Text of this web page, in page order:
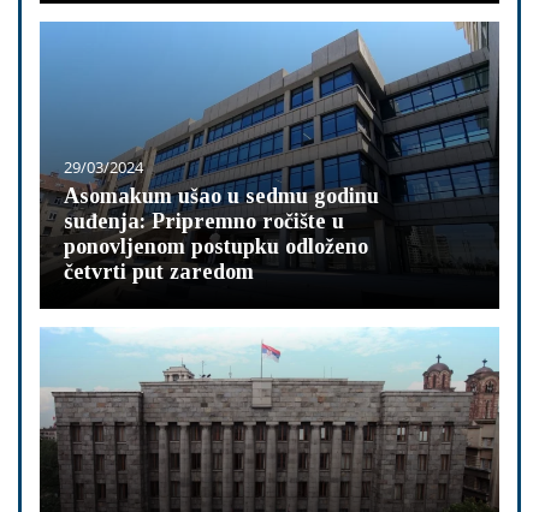
29/03/2024
Asomakum ušao u sedmu godinu
suđenja: Pripremno ročište u
ponovljenom postupku odloženo
četvrti put zaredom